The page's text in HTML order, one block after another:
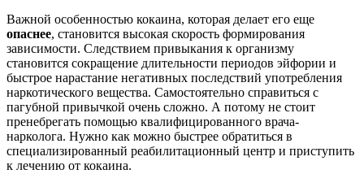
Важной особенностью кокаина, которая делает его еще
опаснее, становится высокая скорость формирования
зависимости. Следствием привыкания к организму
становится сокращение длительности периодов эйфории и
быстрое нарастание негативных последствий употребления
наркотического вещества. Самостоятельно справиться с
пагубной привычкой очень сложно. А потому не стоит
пренебрегать помощью квалифицированного врача-
нарколога. Нужно как можно быстрее обратиться в
специализированный реабилитационный центр и приступить
к лечению от кокаина.